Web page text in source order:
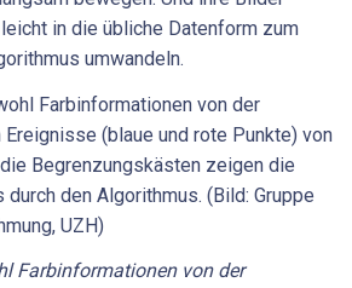
in die übliche Datenform zum
umwandeln.
Farbinformationen von der